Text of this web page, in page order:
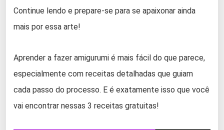
Continue lendo e prepare-se para se apaixonar ainda
mais por essa arte!
Aprender a fazer amigurumi é mais fácil do que parece,
especialmente com receitas detalhadas que guiam
cada passo do processo. E é exatamente isso que você
vai encontrar nessas 3 receitas gratuitas!